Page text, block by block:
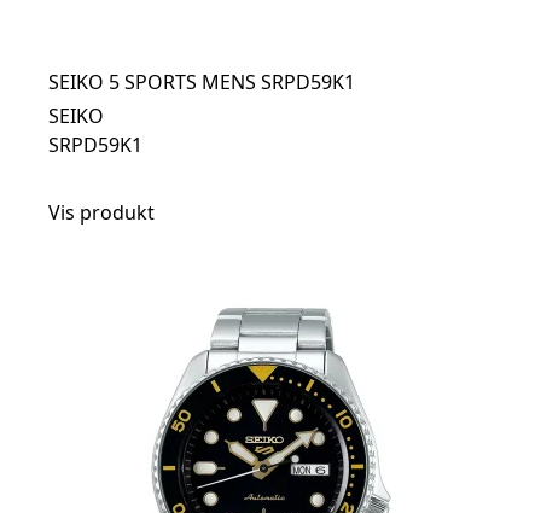
SEIKO 5 SPORTS MENS SRPD59K1
SEIKO
SRPD59K1
Vis produkt